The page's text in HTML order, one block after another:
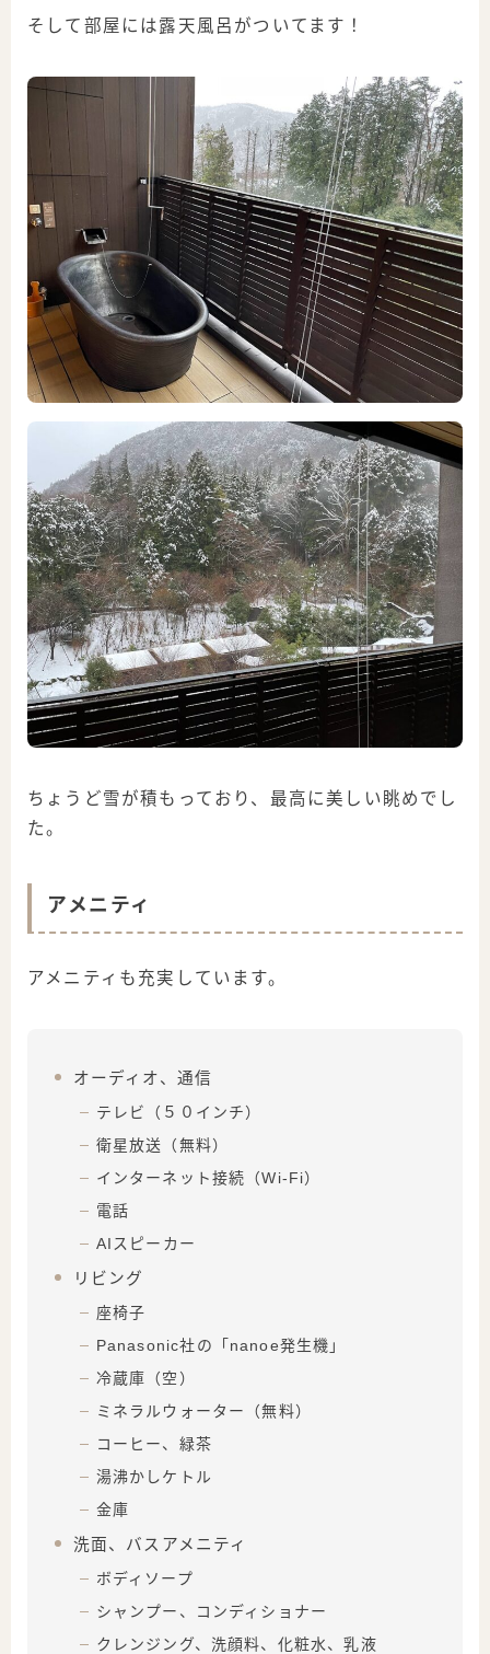
そして部屋には露天風呂がついてます！
ちょうど雪が積もっており、最高に美しい眺めでし
た。
アメニティ
アメニティも充実しています。
オーディオ、通信
テレビ（５０インチ）
衛星放送（無料）
インターネット接続（Wi-Fi）
電話
AIスピーカー
リビング
座椅子
Panasonic社の「nanoe発生機」
冷蔵庫（空）
ミネラルウォーター（無料）
コーヒー、緑茶
湯沸かしケトル
金庫
洗面、バスアメニティ
ボディソープ
シャンプー、コンディショナー
クレンジング、洗顔料、化粧水、乳液